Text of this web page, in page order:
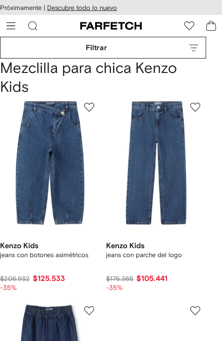
al
Próximamente | Descubre todo lo nuevo
Filtrar
Mezclilla para chica Kenzo
Kids
Kenzo Kids
jeans con botones asimétricos
$206.932 $125.533
-35%
Kenzo Kids
jeans con parche del logo
$175.365 $105.441
-35%